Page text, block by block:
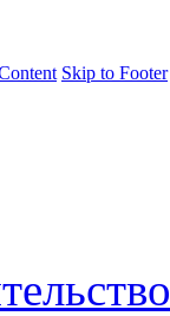
Skip to Footer